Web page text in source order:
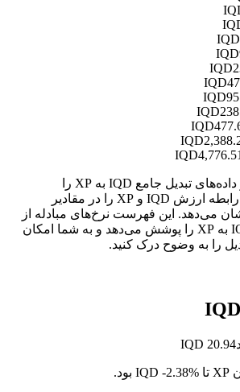
در جدول بالا، نمودار داده‌های تبدیل جامع IQD به XP را
مشاهده می‌کنید که رابطه ارزش IQD و XP را در مقادیر
می‌دهد. این فهرست نرخ‌های مبادله از
1 IQD تا 100000 IQD به XP را پوشش می‌دهد و به شما امکان
را به وضوح درک کنید.
-2.38%
بود.